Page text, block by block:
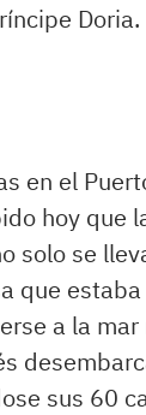
Doria.
en el
hoy que
solo se
que
a la
sus 60